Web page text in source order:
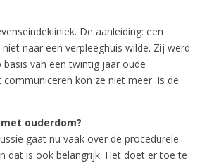
De aanleiding: een
naar een verpleeghuis wilde. Zij werd
basis van een twintig jaar oude
communiceren kon ze niet meer. Is de
ouderdom?
gaat nu vaak over de procedurele
dat is ook belangrijk. Het doet er toe te